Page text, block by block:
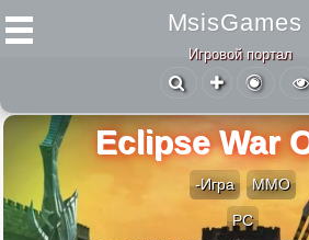
MsisGames
Игровой портал
Eclipse War
-Игра ММО
PC